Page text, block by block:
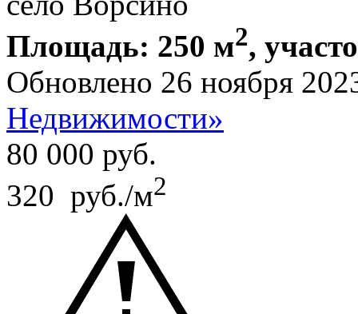
Площадь: 250 м2,
Обновлено 26 ноября
Недвижимости»
80 000 руб.
320 руб./м2